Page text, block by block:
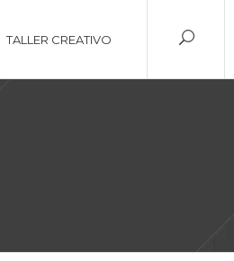
TALLER CREATIVO